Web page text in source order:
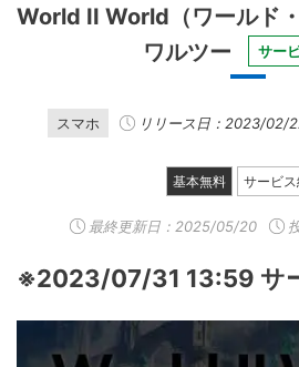
World II World（ワールド・
ワルツー
サー
スマホ リリース日：2023/02/
基本無料 サービス
最終更新日： 2025/05/20
※2023/07/31 13:59 サ